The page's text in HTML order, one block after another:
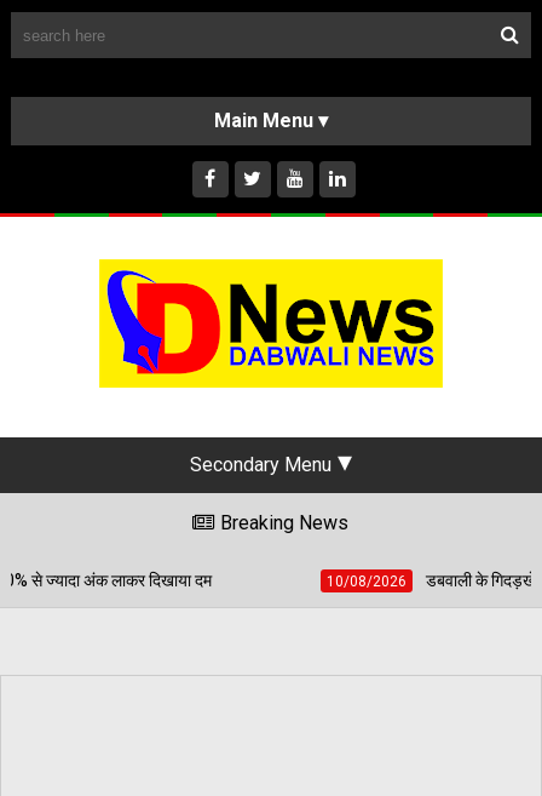
HOME
ABOUT US
INSTAGRAM
Secondary Menu
Breaking News
10/08/2026 डबवाली के गिदड़खेड़ा के लाल का पंजाब पुलिस में बढ़ा